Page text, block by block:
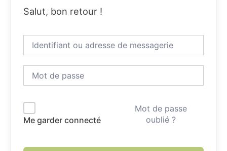
Salut, bon retour !
Me garder connecté
Mot de passe
oublié ?